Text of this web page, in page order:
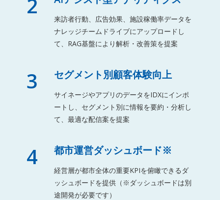
2
来訪者行動、広告効果、施設稼働率データを
ナレッジチームドライブにアップロードし
て、RAG基盤により解析・改善策を提案
3 セグメント別顧客体験向上
サイネージやアプリのデータをIDXにインポ
ートし、セグメント別に情報を要約・分析し
て、最適な配信案を提案
4 都市運営ダッシュボード※
経営層が都市全体の重要KPIを俯瞰できるダ
ッシュボードを提供（※ダッシュボードは別
途開発が必要です）